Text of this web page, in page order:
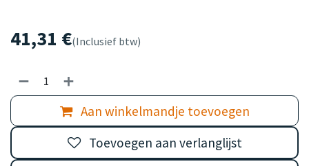
41,31 €(Inclusief btw)
Aan winkelmandje toevoegen
Toevoegen aan verlanglijst